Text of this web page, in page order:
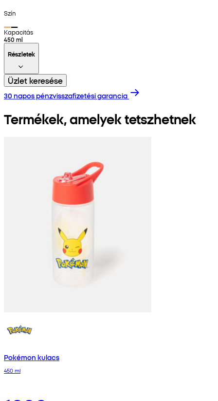
Szín
Kapacitás
450 ml
Részletek
Üzlet keresése
30 napos pénzvisszafizetési garancia
Termékek, amelyek tetszhetnek
Pokémon kulacs
450 ml